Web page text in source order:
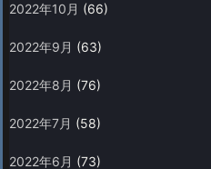
2022年10月 (66)
2022年9月 (63)
2022年8月 (76)
2022年7月 (58)
2022年6月 (73)